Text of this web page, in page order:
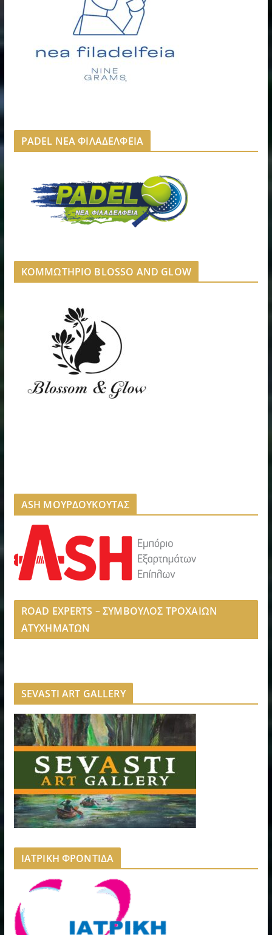
PADEL ΝΕΑ ΦΙΛΑΔΕΛΦΕΙΑ
ΚΟΜΜΩΤΗΡΙΟ BLOSSO AND GLOW
ASH ΜΟΥΡΔΟΥΚΟΥΤΑΣ
ROAD EXPERTS – ΣΥΜΒΟΥΛΟΣ ΤΡΟΧΑΙΩΝ
ΑΤΥΧΗΜΑΤΩΝ
SEVASTI ART GALLERY
ΙΑΤΡΙΚΗ ΦΡΟΝΤΙΔΑ